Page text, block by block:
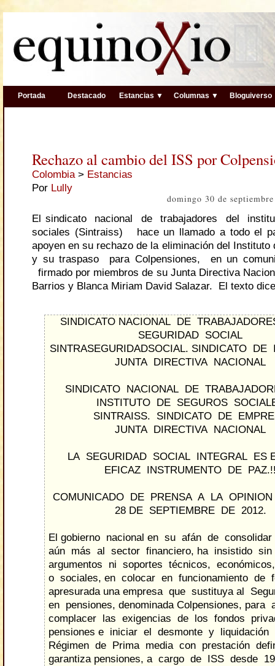
Portada Destacado Estancias ▼ Columnas ▼ Bloguiverso
Rechazo al cambio del ISS por
Colombia> Estancias
Por Lully
domingo 30 de
El sindicato nacional de trabajadores del
sociales (Sintraiss) hace un llamado a todo el
apoyen en su rechazo de la eliminación del Instituto
y su traspaso para Colpensiones, en un
firmado por miembros de su Junta Directiva
Barrios y Blanca Miriam David Salazar. El texto
SINDICATO NACIONAL DE
SEGURIDAD SOCIAL
SINTRASEGURIDADSOCIAL. SINDICATO DE
JUNTA DIRECTIVA NACIONAL
SINDICATO NACIONAL DE
INSTITUTO DE SEGUROS
SINTRAISS. SINDICATO DE
JUNTA DIRECTIVA NACIONAL
LA SEGURIDAD SOCIAL INTEGRAL ES
EFICAZ INSTRUMENTO DE
COMUNICADO DE PRENSA A LA
28 DE SEPTIEMBRE DE 2012.
El gobierno nacional en su afán de
aún más al sector financiero, ha insistido sin
argumentos ni soportes técnicos,
o sociales, en colocar en funcionamiento de
apresurada una empresa que sustituya al
en pensiones, denominada Colpensiones, para
complacer las exigencias de los fondos
pensiones e iniciar el desmonte y
Régimen de Prima media con prestación
garantiza pensiones, a cargo de ISS desde